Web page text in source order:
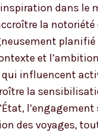
dans le
la
et
influencent
la
des voyages,